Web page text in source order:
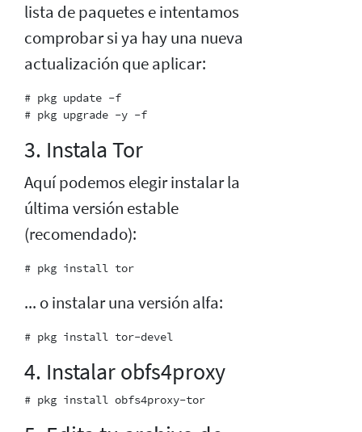
lista de paquetes e intentamos
comprobar si ya hay una nueva
actualización que aplicar:
# pkg update -f
3. Instala Tor
Aquí podemos elegir instalar la
última versión estable
(recomendado):
... o instalar una versión alfa:
4. Instalar obfs4proxy